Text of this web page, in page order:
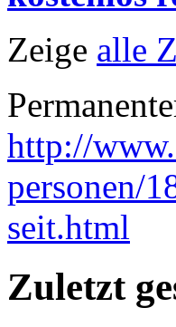
Zeige alle
http://
personen/
seit.html
Zuletzt